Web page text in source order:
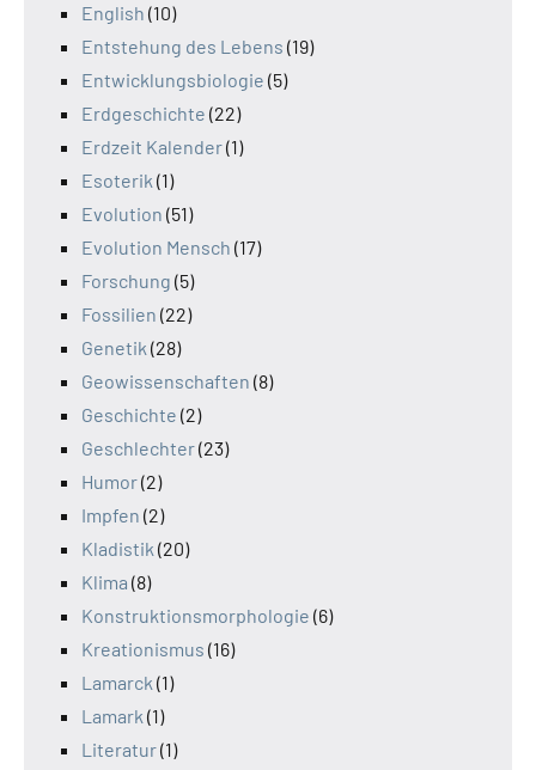
English (10)
Entstehung des Lebens (19)
Entwicklungsbiologie (5)
Erdgeschichte (22)
Erdzeit Kalender(1)
Esoterik (1)
Evolution (51)
Evolution Mensch (17)
Forschung (5)
Fossilien (22)
Genetik (28)
Geowissenschaften (8)
Geschichte (2)
Geschlechter(23)
Humor(2)
Impfen (2)
Kladistik (20)
Klima (8)
Konstruktionsmorphologie (6)
Kreationismus (16)
Lamarck (1)
Lamark (1)
Literatur(1)